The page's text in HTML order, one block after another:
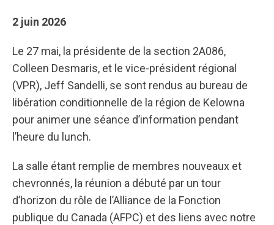
2 juin 2026
Le 27 mai, la présidente de la section 2A086,
Colleen Desmaris, et le vice-président régional
(VPR), Jeff Sandelli, se sont rendus au bureau de
libération conditionnelle de la région de Kelowna
pour animer une séance d’information pendant
l’heure du lunch.
La salle étant remplie de membres nouveaux et
chevronnés, la réunion a débuté par un tour
d’horizon du rôle de l’Alliance de la Fonction
publique du Canada (AFPC) et des liens avec notre